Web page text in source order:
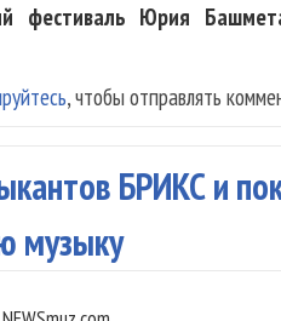
фестиваль Юрия
, чтобы отправлять
БРИКС и
музыку